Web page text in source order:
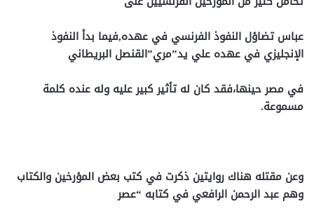
عباس تضاؤل النفوذ الفرنسي في عهده,فيما بدأ النفوذ
الإنجليزي في عهده علي يد”مري”القنصل البريطاني
في مصر حينها،فقد كان له تأثير كبير عليه وله عنده كلمة
مسموعة.
وعن مقتله هناك روايتين ذكرت في كتب بعض المؤرخين والكتاب
وهم عبد الرحمن الرافعي في كتابه “عصر